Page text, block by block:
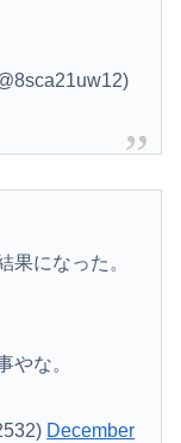
果になった。
やな。
December